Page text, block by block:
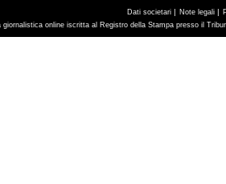
Dati societari | Note legali |
online iscritta al Registro della Stampa presso il